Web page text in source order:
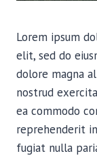
Lorem ipsum
elit, sed do
dolore magna
nostrud
ea commodo
reprehenderit
fugiat nulla